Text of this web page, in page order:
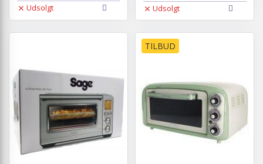
Udsolgt Udsolgt
TILBUD